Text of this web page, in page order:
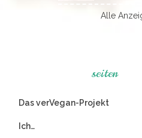
Alle
seiten
Das verVegan-Projekt
Ich…